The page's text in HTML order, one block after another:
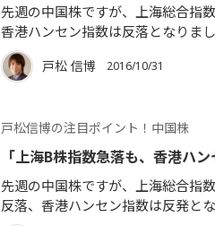
先週の中国株ですが、上海総合指
香港ハンセン指数は反落となりま
戸松 信博 2016/10/31
戸松信博の注目ポイント！中国株
「上海B株指数急落も、香港ハ
先週の中国株ですが、上海総合指
反落、香港ハンセン指数は反発と